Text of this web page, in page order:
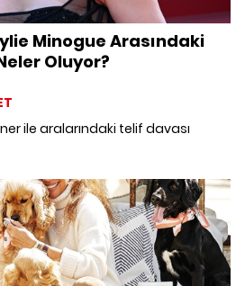
Minogue Arasındaki
Oluyor?
ile aralarındaki telif davası